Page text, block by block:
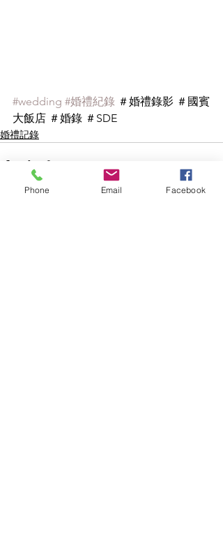
#wedding #婚禮紀錄 ＃婚禮錄影 ＃國賓
大飯店 ＃婚錄 ＃SDE
婚禮記錄
Phone Email Facebook